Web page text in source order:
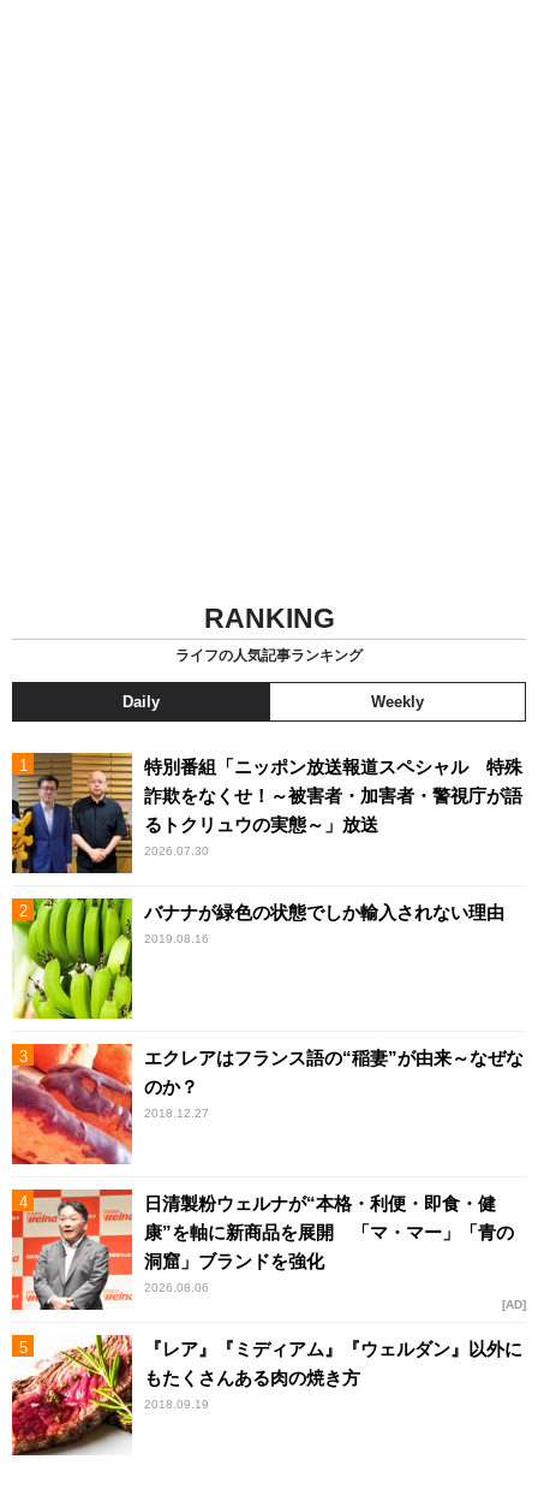
RANKING
ライフの人気記事ランキング
Daily Weekly
特別番組「ニッポン放送報道スペシャル 特殊
詐欺をなくせ！～被害者・加害者・警視庁が語
るトクリュウの実態～」放送
2026.07.30
バナナが緑色の状態でしか輸入されない理由
2019.08.16
エクレアはフランス語の“稲妻”が由来～なぜな
のか？
2018.12.27
日清製粉ウェルナが“本格・利便・即食・健
康”を軸に新商品を展開 「マ・マー」「青の
洞窟」ブランドを強化
2026.08.06
AD
『レア』『ミディアム』『ウェルダン』以外に
もたくさんある肉の焼き方
2018.09.19